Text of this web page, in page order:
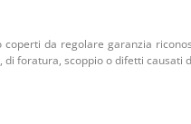
da regolare garanzia
foratura, scoppio o difetti causati